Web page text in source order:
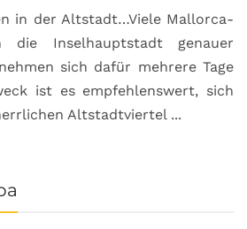
in der Altstadt…Viele Mallorca-
die Inselhauptstadt genauer
sich dafür mehrere Tage
ist es empfehlenswert, sich
Altstadtviertel ...